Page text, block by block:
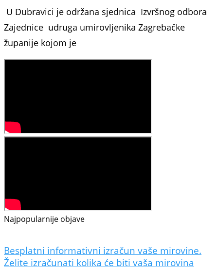
U Dubravici je održana sjednica Izvršnog odbora
Zajednice udruga umirovljenika Zagrebačke
županije kojom je
Najpopularnije objave
Besplatni informativni izračun vaše mirovine.
Želite izračunati kolika će biti vaša mirovina